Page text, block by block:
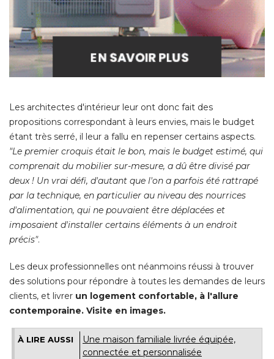
Les architectes d'intérieur leur ont donc fait des
propositions correspondant à leurs envies, mais le budget
étant très serré, il leur a fallu en repenser certains aspects.
"Le premier croquis était le bon, mais le budget estimé, qui
comprenait du mobilier sur-mesure, a dû être divisé par
deux ! Un vrai défi, d'autant que l'on a parfois été rattrapé
par la technique, en particulier au niveau des nourrices
d'alimentation, qui ne pouvaient être déplacées et
imposaient d'installer certains éléments à un endroit
précis".
Les deux professionnelles ont néanmoins réussi à trouver
des solutions pour répondre à toutes les demandes de leurs
clients, et livrer un logement confortable, à l'allure
contemporaine. Visite en images.
À LIRE AUSSI
Une maison familiale livrée équipée,
connectée et personnalisée